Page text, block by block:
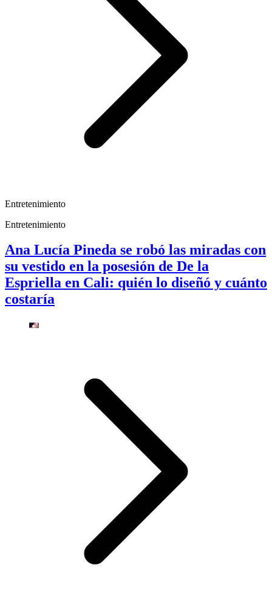
Entretenimiento
Entretenimiento
Ana Lucía Pineda se robó las miradas con
su vestido en la posesión de De la
Espriella en Cali: quién lo diseñó y cuánto
costaría